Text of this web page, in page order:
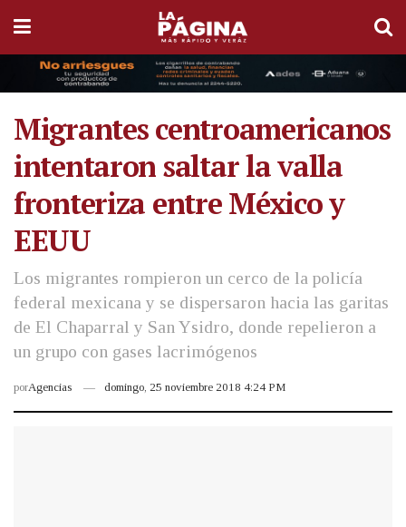
Migrantes centroamericanos
intentaron saltar la valla
fronteriza entre México y
EEUU
Los migrantes rompieron un cerco de la policía
federal mexicana y se dispersaron hacia las garitas
de El Chaparral y San Ysidro, donde repelieron a
un grupo con gases lacrimógenos
porAgencias domingo, 25 noviembre 2018 4:24 PM